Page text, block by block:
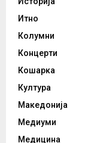
Итно
Колумни
Концерти
Кошарка
Култура
Македонија
Медиуми
Медицина